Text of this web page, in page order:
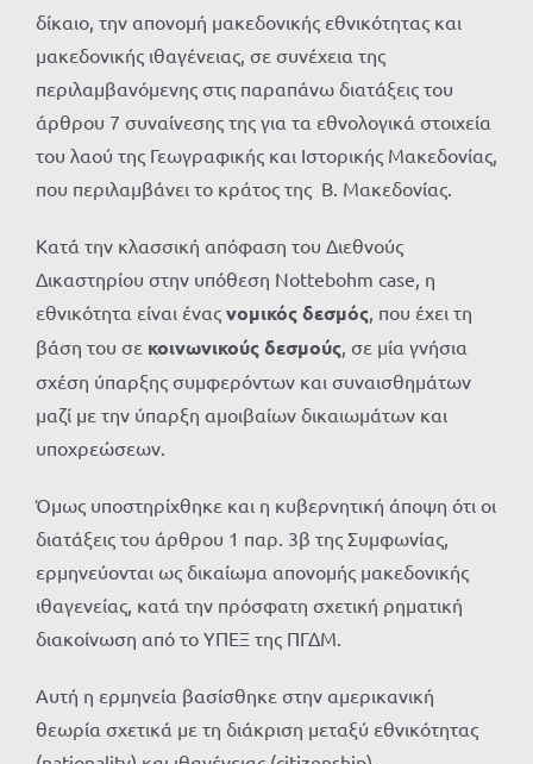
δίκαιο, την απονομή μακεδονικής εθνικότητας και
μακεδονικής ιθαγένειας, σε συνέχεια της
περιλαμβανόμενης στις παραπάνω διατάξεις του
άρθρου 7 συναίνεσης της για τα εθνολογικά στοιχεία
του λαού της Γεωγραφικής και Ιστορικής Μακεδονίας,
που περιλαμβάνει το κράτος της Β. Μακεδονίας.
Κατά την κλασσική απόφαση του Διεθνούς
Δικαστηρίου στην υπόθεση Nottebohm case, η
εθνικότητα είναι ένας νομικός δεσμός, που έχει τη
βάση του σε κοινωνικούς δεσμούς, σε μία γνήσια
σχέση ύπαρξης συμφερόντων και συναισθημάτων
μαζί με την ύπαρξη αμοιβαίων δικαιωμάτων και
υποχρεώσεων.
Όμως υποστηρίχθηκε και η κυβερνητική άποψη ότι οι
διατάξεις του άρθρου 1 παρ. 3β της Συμφωνίας,
ερμηνεύονται ως δικαίωμα απονομής μακεδονικής
ιθαγενείας, κατά την πρόσφατη σχετική ρηματική
διακοίνωση από το ΥΠΕΞ της ΠΓΔΜ.
Αυτή η ερμηνεία βασίσθηκε στην αμερικανική
θεωρία σχετικά με τη διάκριση μεταξύ εθνικότητας